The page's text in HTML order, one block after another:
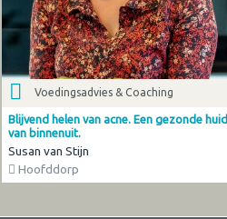
Voedingsadvies & Coaching
Blijvend helen van acne. Een gezonde huid
van binnenuit.
Susan van Stijn
Hoofddorp